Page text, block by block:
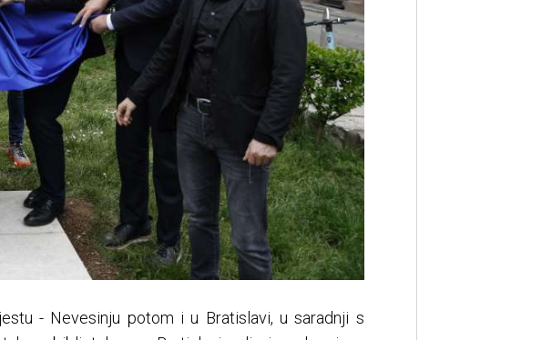
- Nevesinju potom i u Bratislavi, u saradnji s